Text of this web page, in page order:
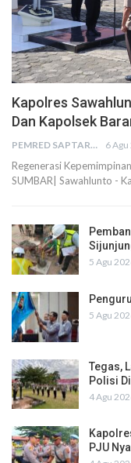
Kapolres
Dan Kapolsek
PEMRED SAPTARIUS 6
Regenerasi
SUMBAR| Sawahlunto -
5 Agu
5 Agu
Tegas,
Polisi
4 Agu
PJU Nya